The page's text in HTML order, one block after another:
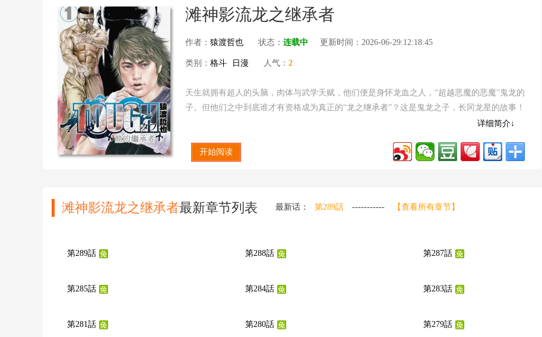
滩神影流龙之继承者
作者： 猿渡哲也 状态： 连载中 更新时间：2026-06-29:12:18:45
类别： 格斗 日漫 人气： 2
天生就拥有超人的头脑，肉体与武学天赋，他们便是身怀龙血之人，“超越恶魔的恶魔”鬼龙的
子。但他们之中到底谁才有资格成为真正的“龙之继承者”？这是鬼龙之子，长冈龙星的故事！
龙血在沸腾！龙魂在咆哮！他能找寻到生父，一步步变强，并成为真正的“龙之继承者”吗！？
详细简介↓
开始阅读
滩神影流龙之继承者最新章节列表 最新话： 第289話 ----------- 【查看所有章节】
第289話 第288話 第287話
第285話 第284話 第283話
第281話 第280話 第279話